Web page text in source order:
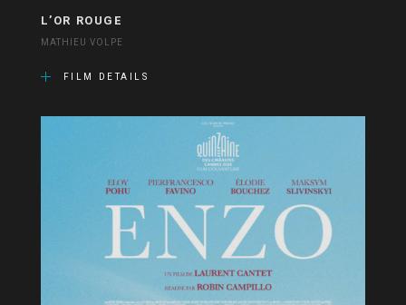
L’OR ROUGE
MATHIEU VOLPE
FILM DETAILS